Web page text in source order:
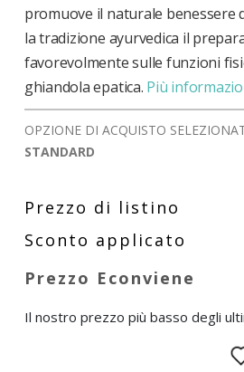
immagini
promuove il naturale benessere
la tradizione ayurvedica il
favorevolmente sulle funzioni
ghiandola epatica. Più
OPZIONE DI ACQUISTO
STANDARD
Il nostro prezzo più basso degli